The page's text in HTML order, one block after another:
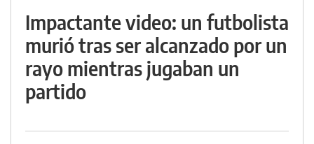
Impactante video: un futbolista
murió tras ser alcanzado por un
rayo mientras jugaban un
partido